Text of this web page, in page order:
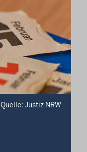
Quelle: Justiz NRW